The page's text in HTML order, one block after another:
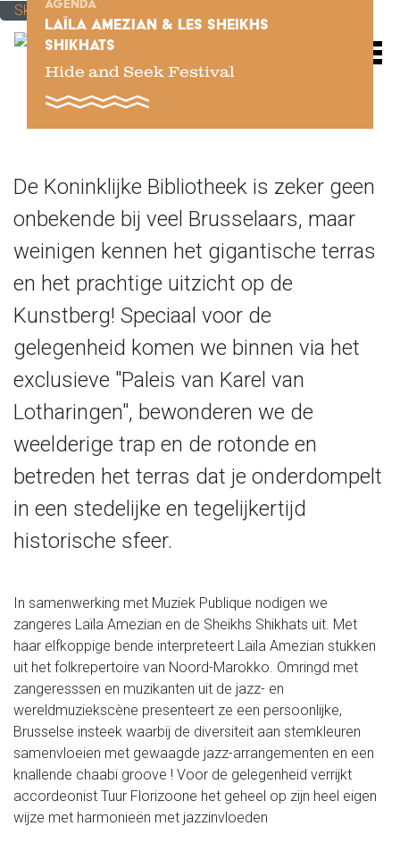
Skip to main content
AGENDA
LAÏLA AMEZIAN & LES SHEIKHS
SHIKHATS
Hide and Seek Festival
De Koninklijke Bibliotheek is zeker geen
onbekende bij veel Brusselaars, maar
weinigen kennen het gigantische terras
en het prachtige uitzicht op de
Kunstberg! Speciaal voor de
gelegenheid komen we binnen via het
exclusieve "Paleis van Karel van
Lotharingen", bewonderen we de
weelderige trap en de rotonde en
betreden het terras dat je onderdompelt
in een stedelijke en tegelijkertijd
historische sfeer.
In samenwerking met Muziek Publique nodigen we
zangeres Laïla Amezian en de Sheikhs Shikhats uit. Met
haar elfkoppige bende interpreteert Laïla Amezian stukken
uit het folkrepertoire van Noord-Marokko. Omringd met
zangeresssen en muzikanten uit de jazz- en
wereldmuziekscène presenteert ze een persoonlijke,
Brusselse insteek waarbij de diversiteit aan stemkleuren
samenvloeien met gewaagde jazz-arrangementen en een
knallende chaabi groove ! Voor de gelegenheid verrijkt
accordeonist Tuur Florizoone het geheel op zijn heel eigen
wijze met harmonieën met jazzinvloeden